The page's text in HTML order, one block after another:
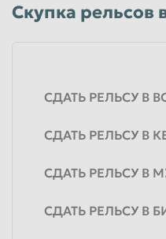
Скупка рельсов
СДАТЬ РЕЛЬСУ В
СДАТЬ РЕЛЬСУ В
СДАТЬ РЕЛЬСУ В
СДАТЬ РЕЛЬСУ В